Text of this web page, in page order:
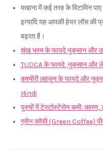
मखाना में कई तरह के विटामिन
इत्यादि यह आपकी हेयर लॉस की
बढ़ाता है।
शंख भस्म के फायदे नुकसान और
TUDCA के फायदे ,नुकसान और
कश्मीरी लहसुन के फायदे और
Hindi
पुरुषों में टेस्टोस्टेरोन कमी:
ग्रीन कॉफी (Green Coffee)